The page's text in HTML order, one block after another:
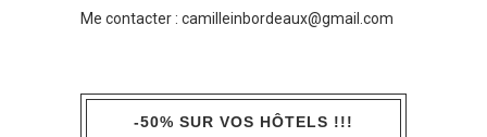
Me contacter : camilleinbordeaux@gmail.com
-50% SUR VOS HÔTELS !!!